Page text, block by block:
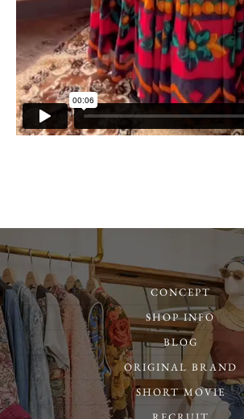
CONCEPT
SHOP INFO
BLOG
ORIGINAL BRAND
SHORT MOVIE